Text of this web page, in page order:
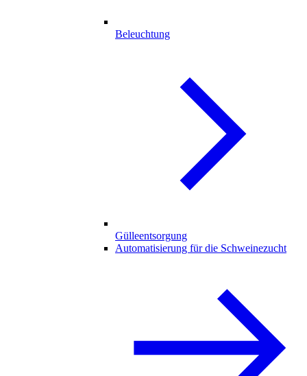
Beleuchtung
Gülleentsorgung
Automatisierung für die Schweinezucht